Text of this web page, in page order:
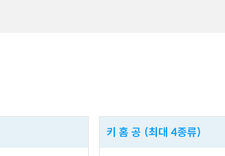
키 홈 공 (최대 4종류)